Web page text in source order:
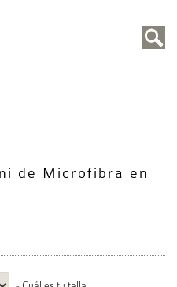
de Microfibra en